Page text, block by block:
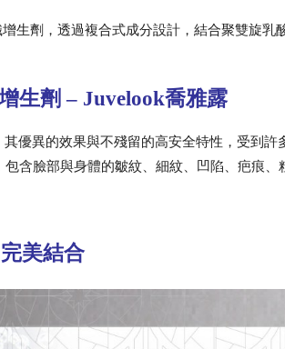
生劑，透過複合式成分設計，結合聚雙旋
生劑 – Juvelook喬雅露
優異的效果與不殘留的高安全特性，受到
含臉部與身體的皺紋、細紋、凹陷、疤痕
完美結合